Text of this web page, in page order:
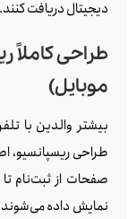
دیجیتال دریافت کنند.
طراحی
موبایل)
بیشتر والدین با
طراحی ریسپانسیو،
صفحات از ثبت‌نام
نمایش داده می‌شوند